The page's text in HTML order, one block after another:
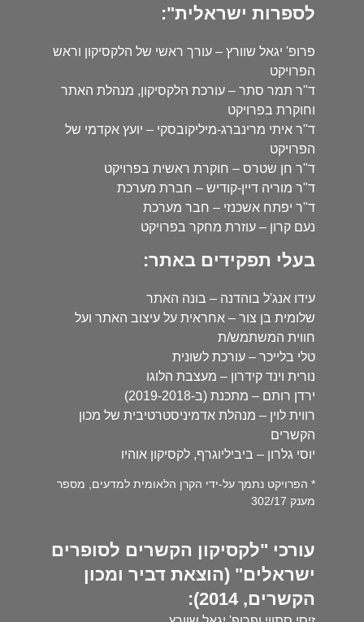
לספרות ישראלית":
פרופ' יגאל שוורץ – עורך ראשי של הלקסיקון וראש
הפרויקט
ד"ר תמר סתר – עורכת הלקסיקון, מנהלת האתר
וחוקרת בפרויקט
ד"ר איתי מרינברג-מיליקובסקי – יועץ אקדמי של
הפרויקט
ד"ר חן שטרס – חוקרת ראשית בפרויקט
ד"ר מוריה דיין-קודיש – חברת מערכת
ד"ר יפתח אשכנזי – חבר מערכת
נעם קרון – עוזרת מחקר בפרויקט
בעלי תפקידים באתר:
עידו אנג'ל בוהדנה – בונה האתר
שלומית בן צור – אחראית על עיצוב האתר ועל
חווית המשתמש/ת
טלי בלייכר – עורכת לשונית
נורית וינד קידרון – מעצבת הלוגו
ירדן רותם – מתכנת (ב-2019-2018)
רווית לוין – מנהלת אדמיניסטרטיבית של מכון
הקשרים
יוסי גלרון – ביביליוגרף, לקסיקון אוהיו
* הפרויקט נתמך על-ידי הקרן הלאומית למדעים, מספר
מענק 302/17
עורכי "לקסיקון הקשרים לסופרים
ישראלים" (הוצאת דביר ומכון
הקשרים, 2014):